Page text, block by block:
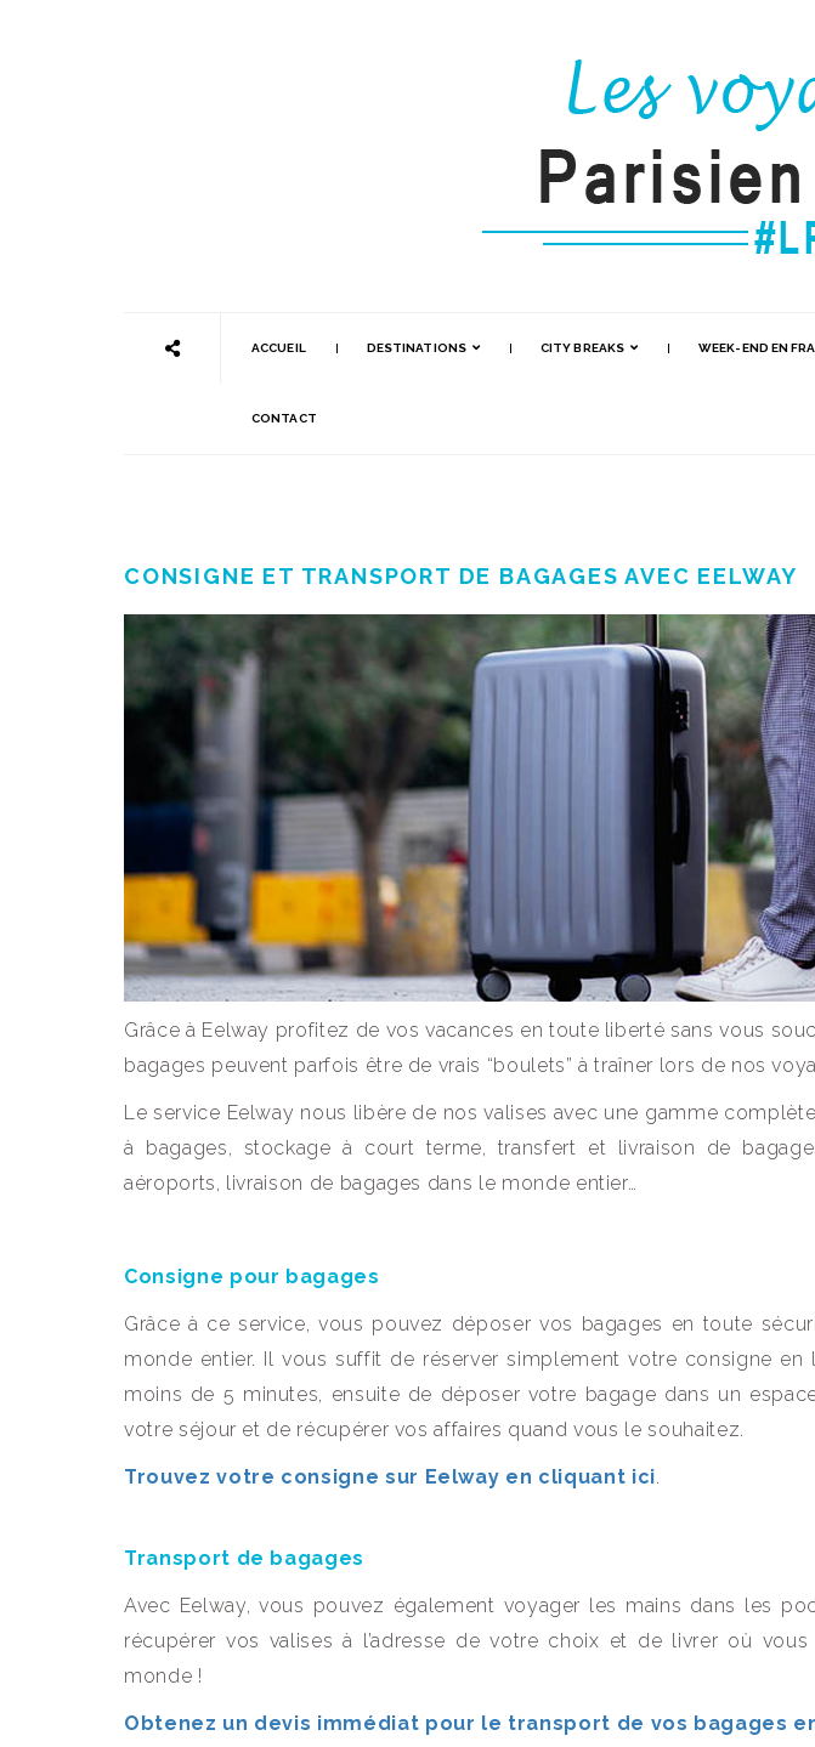
ACCUEIL DESTINATIONS CITY BREAKS WEEK-END EN
CONTACT
CONSIGNE ET TRANSPORT DE BAGAGES AVEC EELWAY
Grâce à Eelway profitez de vos vacances en toute liberté sans vous
bagages peuvent parfois être de vrais “boulets” à traîner lors de nos
Le service Eelway nous libère de nos valises avec une gamme
à bagages, stockage à court terme, transfert et livraison de
aéroports, livraison de bagages dans le monde entier…
Consigne pour bagages
Grâce à ce service, vous pouvez déposer vos bagages en toute
monde entier. Il vous suffit de réserver simplement votre consigne
moins de 5 minutes, ensuite de déposer votre bagage dans un
votre séjour et de récupérer vos affaires quand vous le souhaitez.
Trouvez votre consigne sur Eelway en cliquant ici.
Transport de bagages
Avec Eelway, vous pouvez également voyager les mains dans les
récupérer vos valises à l’adresse de votre choix et de livrer où
monde !
Obtenez un devis immédiat pour le transport de vos bagages